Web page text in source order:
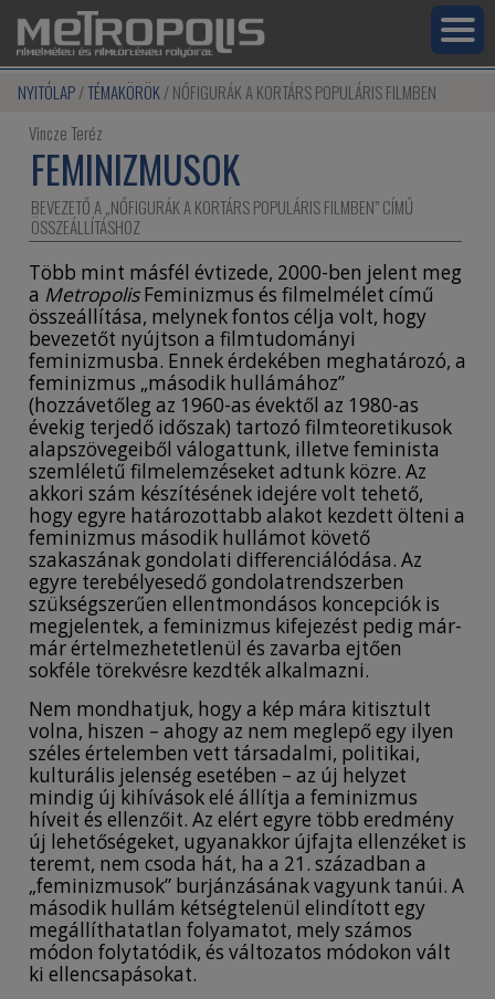
NYITÓLAP TÉMAKÖRÖK NŐFIGURÁK A KORTÁRS POPULÁRIS FILMBEN
Vincze Teréz
FEMINIZMUSOK
BEVEZETŐ A „NŐFIGURÁK A KORTÁRS POPULÁRIS FILMBEN” CÍMŰ
ÖSSZEÁLLÍTÁSHOZ
Több mint másfél évtizede, 2000-ben jelent meg
a MetropolisFeminizmus és filmelmélet című
összeállítása, melynek fontos célja volt, hogy
bevezetőt nyújtson a filmtudományi
feminizmusba. Ennek érdekében meghatározó, a
feminizmus „második hullámához”
(hozzávetőleg az 1960-as évektől az 1980-as
évekig terjedő időszak) tartozó filmteoretikusok
alapszövegeiből válogattunk, illetve feminista
szemléletű filmelemzéseket adtunk közre. Az
akkori szám készítésének idejére volt tehető,
hogy egyre határozottabb alakot kezdett ölteni a
feminizmus második hullámot követő
szakaszának gondolati differenciálódása. Az
egyre terebélyesedő gondolatrendszerben
szükségszerűen ellentmondásos koncepciók is
megjelentek, a feminizmus kifejezést pedig már-
már értelmezhetetlenül és zavarba ejtően
sokféle törekvésre kezdték alkalmazni.
Nem mondhatjuk, hogy a kép mára kitisztult
volna, hiszen – ahogy az nem meglepő egy ilyen
széles értelemben vett társadalmi, politikai,
kulturális jelenség esetében – az új helyzet
mindig új kihívások elé állítja a feminizmus
híveit és ellenzőit. Az elért egyre több eredmény
új lehetőségeket, ugyanakkor újfajta ellenzéket is
teremt, nem csoda hát, ha a 21. században a
„feminizmusok” burjánzásának vagyunk tanúi. A
második hullám kétségtelenül elindított egy
megállíthatatlan folyamatot, mely számos
módon folytatódik, és változatos módokon vált
ki ellencsapásokat.